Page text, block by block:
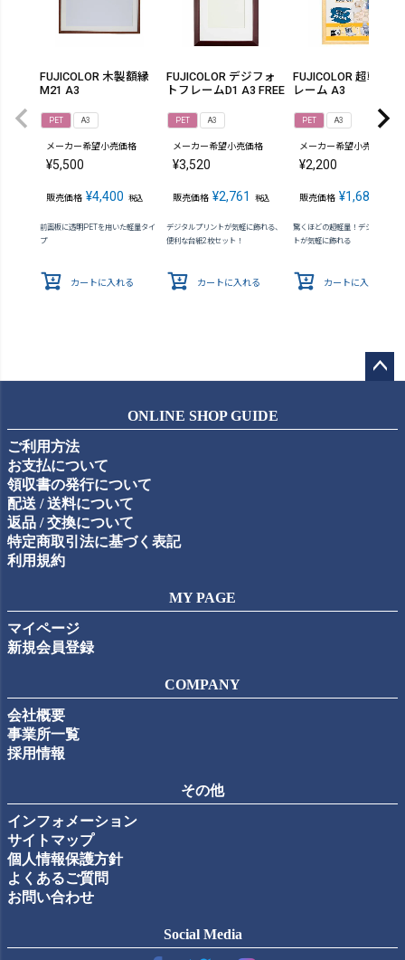
FUJICOLOR 木製額縁
M21 A3
PET A3
メーカー希望小売価格
¥5,500
販売価格 ¥4,400 税込
前面板に透明PETを用いた軽量タイ
プ
カートに入れる
FUJICOLOR デジフォ
トフレームD1 A3 FREE
PET A3
メーカー希望小売価格
¥3,520
販売価格 ¥2,761 税込
デジタルプリントが気軽に飾れる、
便利な台紙2枚セット！
カートに入れる
FUJICOLOR 超軽フ
レーム A3
PET A3
メーカー希望小売価格
¥2,200
販売価格 ¥1,683
驚くほどの超軽量！デジタルプリ
トが気軽に飾れる
カートに入れる
ップ
ONLINE SHOP GUIDE
ご利用方法
お支払について
領収書の発行について
配送 / 送料について
返品 / 交換について
特定商取引法に基づく表記
利用規約
MY PAGE
マイページ
新規会員登録
COMPANY
会社概要
事業所一覧
採用情報
その他
インフォメーション
サイトマップ
個人情報保護方針
よくあるご質問
お問い合わせ
Social Media